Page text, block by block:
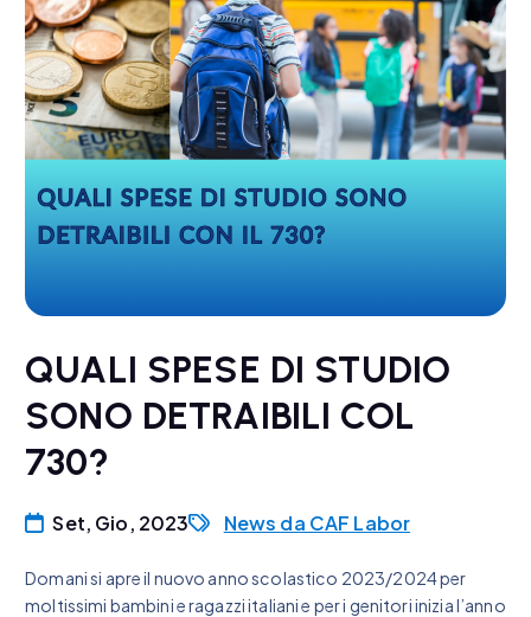
QUALI SPESE DI STUDIO
SONO DETRAIBILI COL
730?
Set, Gio, 2023 News da CAF Labor
Domani si apre il nuovo anno scolastico 2023/2024 per
moltissimi bambini e ragazzi italiani e per i genitori inizia l’anno